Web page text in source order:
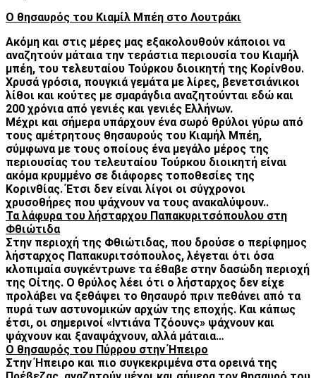
Ο θησαυρός του Κιαμίλ Μπέη στο Λουτράκι
Ακόμη και στις μέρες μας εξακολουθούν κάποιοι να
αναζητούν μάταια την τεράστια περιουσία του Κιαμήλ
μπέη, του τελευταίου Τούρκου διοικητή της Κορίνθου.
Χρυσά γρόσια, πουγκιά γεμάτα με λίρες, βενετσιάνικοι
λίθοι και κούτες με σμαράγδια αναζητούνται εδώ και
200 χρόνια από γενιές και γενιές Ελλήνων.
Μέχρι και σήμερα υπάρχουν ένα σωρό θρύλοι γύρω από
τους αμέτρητους θησαυρούς του Κιαμήλ Μπέη,
σύμφωνα με τους οποίους ένα μεγάλο μέρος της
περιουσίας του τελευταίου Τούρκου διοικητή είναι
ακόμα κρυμμένο σε διάφορες τοποθεσίες της
Κορινθίας. Έτσι δεν είναι λίγοι οι σύγχρονοι
χρυσοθήρες που ψάχνουν να τους ανακαλύψουν..
Τα λάφυρα του λήσταρχου Παπακυριτσόπουλου στη
Φθιώτιδα
Στην περιοχή της Φθιώτιδας, που δρούσε ο περίφημος
λήσταρχος Παπακυριτσόπουλος, λέγεται ότι όσα
κλοπιμαία συγκέντρωνε τα έθαβε στην δασώδη περιοχή
της Οίτης. Ο θρύλος λέει ότι ο λήσταρχος δεν είχε
προλάβει να ξεθάψει το θησαυρό πριν πεθάνει από τα
πυρά των αστυνομικών αρχών της εποχής. Και κάπως
έτσι, οι σημερινοί «Ιντιάνα Τζόουνς» ψάχνουν και
ψάχνουν και ξαναψάχνουν, αλλά μάταια…
Ο θησαυρός του Πύρρου στην Ήπειρο
Στην Ήπειρο και πιο συγκεκριμένα στα ορεινά της